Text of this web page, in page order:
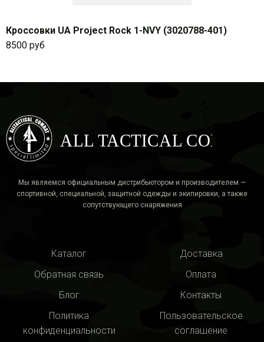
Кроссовки UA Project Rock 1-NVY (3020788-401)
8500 руб
ALL TACTICAL COMBAT
Мы являемся официальным дистрибьютором и производителем —
спортивной, специальной, защитной одежды и экипировки, а также
сопутствующего снаряжения
Каталог
Доставка
Обратная связь
Оплата
Блог
Контакты
Политика
конфиденциальности
Пользовательское
соглашение